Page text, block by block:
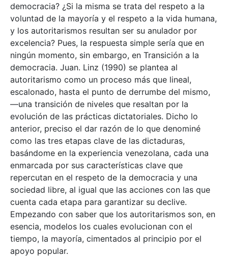
democracia? ¿Si la misma se trata del respeto a la
voluntad de la mayoría y el respeto a la vida humana,
y los autoritarismos resultan ser su anulador por
excelencia? Pues, la respuesta simple sería que en
ningún momento, sin embargo, en Transición a la
democracia. Juan. Linz (1990) se plantea al
autoritarismo como un proceso más que lineal,
escalonado, hasta el punto de derrumbe del mismo,
—una transición de niveles que resaltan por la
evolución de las prácticas dictatoriales. Dicho lo
anterior, preciso el dar razón de lo que denominé
como las tres etapas clave de las dictaduras,
basándome en la experiencia venezolana, cada una
enmarcada por sus características clave que
repercutan en el respeto de la democracia y una
sociedad libre, al igual que las acciones con las que
cuenta cada etapa para garantizar su declive.
Empezando con saber que los autoritarismos son, en
esencia, modelos los cuales evolucionan con el
tiempo, la mayoría, cimentados al principio por el
apoyo popular.